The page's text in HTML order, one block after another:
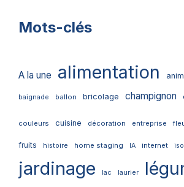
Mots-clés
A la une alimentation
baignade ballon bricolage champignon
couleurs cuisine décoration entreprise
fruits histoire home staging IA internet
jardinage lac laurier